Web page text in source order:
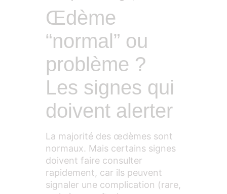
Œdème
“normal” ou
problème ?
Les signes qui
doivent alerter
La majorité des œdèmes sont
normaux. Mais certains signes
doivent faire consulter
rapidement, car ils peuvent
signaler une complication (rare,